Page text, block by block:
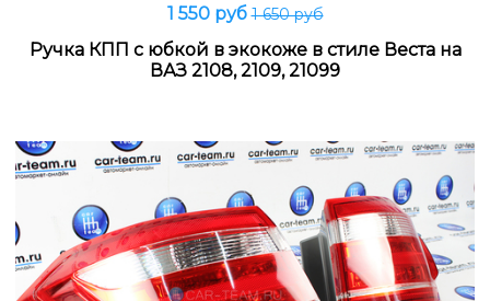
1 550 руб1 650 руб
Ручка КПП с юбкой в экокоже в стиле Веста на
ВАЗ 2108, 2109, 21099